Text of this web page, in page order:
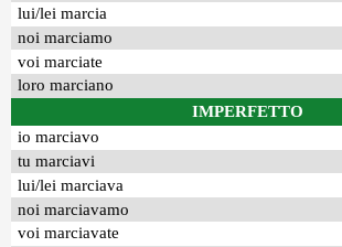
lui/lei marcia
noi marciamo
voi marciate
loro marciano
IMPERFETTO
io marciavo
tu marciavi
lui/lei marciava
noi marciavamo
voi marciavate